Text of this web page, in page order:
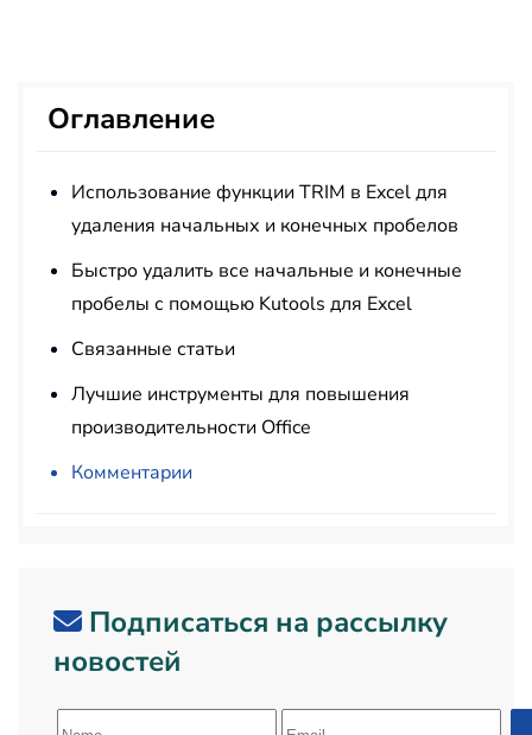
Оглавление
Использование функции TRIM в Excel для
удаления начальных и конечных пробелов
Быстро удалить все начальные и конечные
пробелы с помощью Kutools для Excel
Связанные статьи
Лучшие инструменты для повышения
производительности Office
Комментарии
Подписаться на рассылку
новостей